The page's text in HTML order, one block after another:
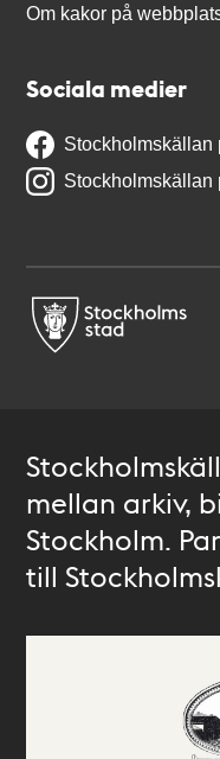
Om kakor på
Sociala medier
Stockholmskällan
Stockholmskällan
mellan arkiv,
Stockholm.
till